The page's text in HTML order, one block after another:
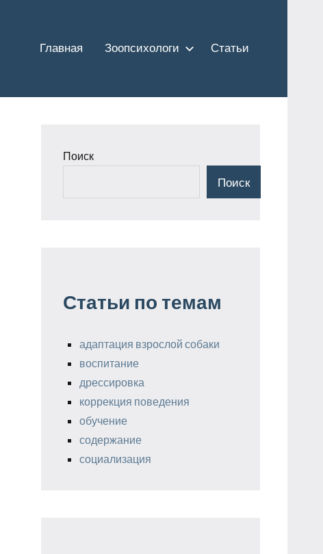
Главная Зоопсихологи Статьи
Поиск
Поиск
Статьи по темам
адаптация взрослой собаки
воспитание
дрессировка
коррекция поведения
обучение
содержание
социализация